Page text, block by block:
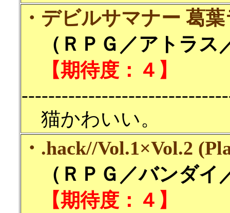
・デビルサマナー 葛
（ＲＰＧ／アトラス
【期待度：４】
猫かわいい。
・.hack//Vol.1×Vol.2
（ＲＰＧ／バンダイ
【期待度：４】